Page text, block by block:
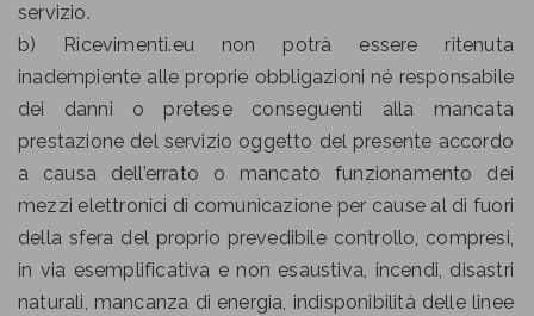
servizio.
b) Ricevimenti.eu non potrà essere ritenuta
inadempiente alle proprie obbligazioni né responsabile
dei danni o pretese conseguenti alla mancata
prestazione del servizio oggetto del presente accordo
a causa dell’errato o mancato funzionamento dei
mezzi elettronici di comunicazione per cause al di fuori
della sfera del proprio prevedibile controllo, compresi,
in via esemplificativa e non esaustiva, incendi, disastri
naturali, mancanza di energia, indisponibilità delle linee